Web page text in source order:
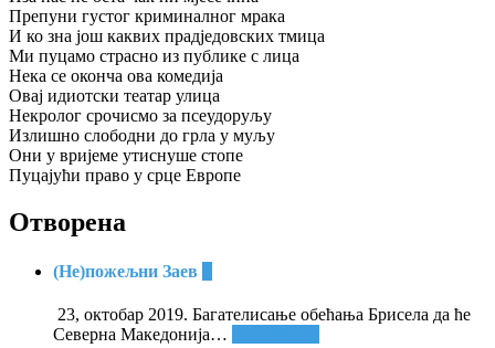
Препуни густог криминалног мрака
И ко зна још каквих прадједовских тмица
Ми пуцамо страсно из публике с лица
Нека се оконча ова комедија
Овај идиотски театар улица
Некролог срочисмо за псеудоруљу
Излишно слободни до грла у муљу
Они у вријеме утиснуше стопе
Пуцајући право у срце Европе
Отворена
(Не)пожељни Заев
23, октобар 2019. Багателисање обећања Брисела да ће
Северна Македонија…